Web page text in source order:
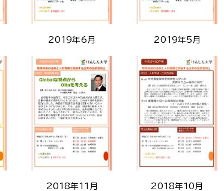
2019年6月 2019年5月
2018年11月 2018年10月